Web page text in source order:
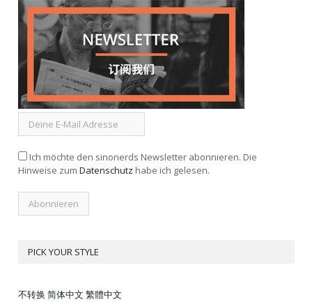
Ich möchte den sinonerds Newsletter abonnieren. Die
Hinweise zum Datenschutz habe ich gelesen.
PICK YOUR STYLE
不转换 简体中文 繁體中文